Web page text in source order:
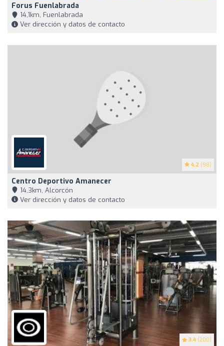
Forus Fuenlabrada
14,1km, Fuenlabrada
Ver dirección y datos de contacto
4.2 (98)
Centro Deportivo Amanecer
14,3km, Alcorcón
Ver dirección y datos de contacto
3.4 (200)